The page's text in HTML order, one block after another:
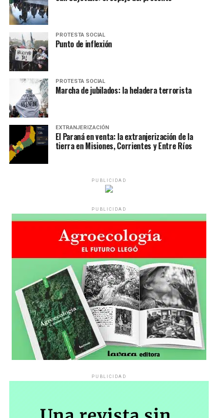
PROTESTA SOCIAL
Punto de inflexión
PROTESTA SOCIAL
Marcha de jubilados: la heladera terrorista
EXTRANJERIZACIÓN
El Paraná en venta: la extranjerización de la
tierra en Misiones, Corrientes y Entre Ríos
PUBLICIDAD
PUBLICIDAD
PUBLICIDAD